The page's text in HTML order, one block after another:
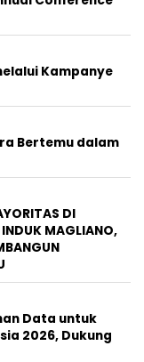
Kampanye
Bertemu dalam
DI
INDUK MAGLIANO,
Data untuk
2026, Dukung